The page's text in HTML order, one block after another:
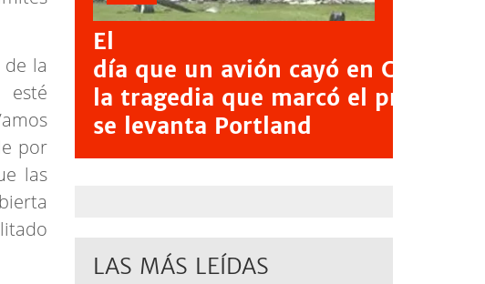
la
esté
por
las
El
día que un avión cayó en Canning:
la tragedia que marcó el predio
se levanta Portland
LAS MÁS LEÍDAS